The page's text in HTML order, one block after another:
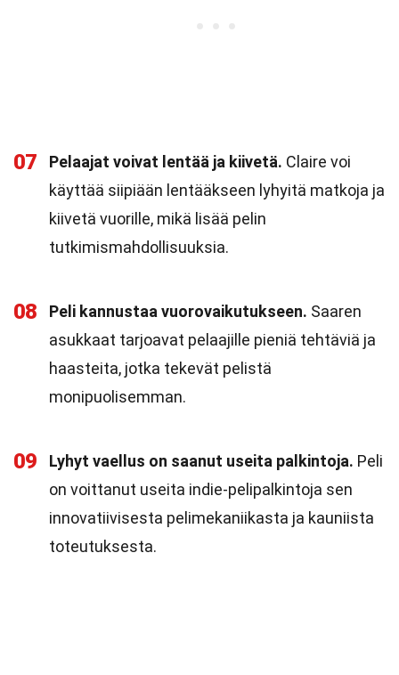
07 Pelaajat voivat lentää ja kiivetä. Claire voi
käyttää siipiään lentääkseen lyhyitä matkoja ja
kiivetä vuorille, mikä lisää pelin
tutkimismahdollisuuksia.
08 Peli kannustaa vuorovaikutukseen. Saaren
asukkaat tarjoavat pelaajille pieniä tehtäviä ja
haasteita, jotka tekevät pelistä
monipuolisemman.
09 Lyhyt vaellus on saanut useita palkintoja. Peli
on voittanut useita indie-pelipalkintoja sen
innovatiivisesta pelimekaniikasta ja kauniista
toteutuksesta.